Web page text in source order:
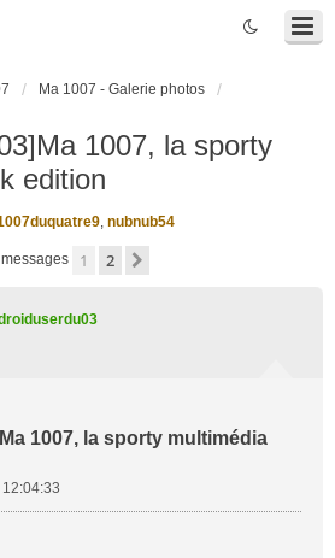
Ma 1007 - Galerie photos
1007, la sporty
edition
, nubnub54
1 2
1007, la sporty multimédia